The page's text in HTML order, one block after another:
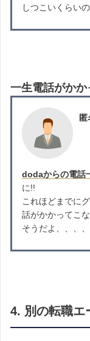
しつこいくらい
一生電話がかか
匿
dodaからの電話
に!!
これほどまでに
話がかかってこ
そうだよ、、、
4. 別の転職エ